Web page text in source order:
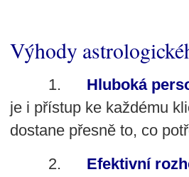
Výhody
1. Hluboká
je i přístup ke každému
dostane přesně to, co
2. Efektivní